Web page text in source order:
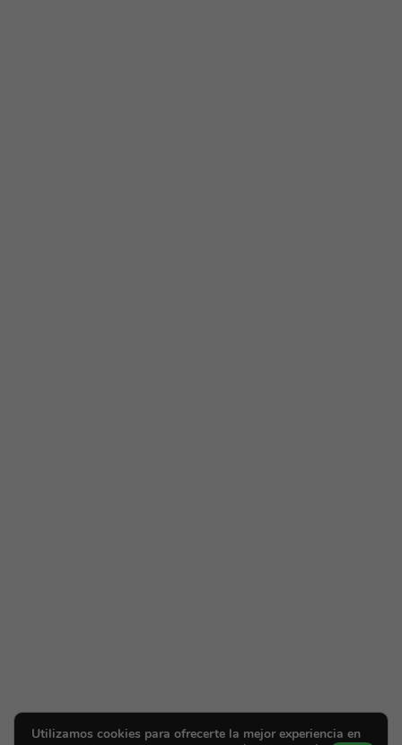
Utilizamos cookies para ofrecerte la mejor experiencia en